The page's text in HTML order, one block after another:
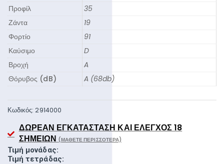
Προφίλ
35
Ζάντα
19
Φορτίο
91
Καύσιμο
D
Βροχή
A
Θόρυβος (dB)
A (68db)
Κωδικός:2914000
ΔΩΡΕΆΝ ΕΓΚΑΤΆΣΤΑΣΗ ΚΑΙ ΈΛΕΓΧΟΣ 18
ΣΗΜΕΊΩΝ (ΜΆΘΕΤΕ ΠΕΡΙΣΣΌΤΕΡΑ)
Τιμή μονάδας:
Τιμή τετράδας: